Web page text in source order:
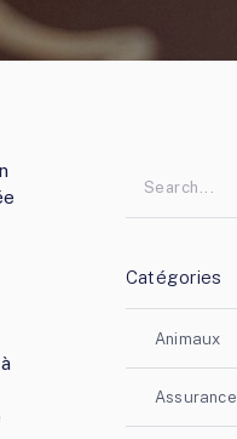
Catégories
Animaux
Assurance